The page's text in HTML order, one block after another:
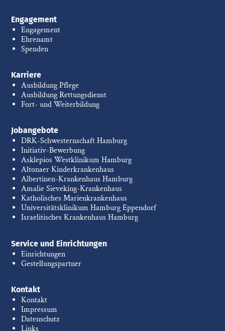
Engagement
Engagement
Ehrenamt
Spenden
Karriere
Ausbildung Pflege
Ausbildung Rettungsdienst
Fort- und Weiterbildung
Jobangebote
DRK-Schwesternschaft Hamburg
Initiativ-Bewerbung
Asklepios Westklinikum Hamburg
Altonaer Kinderkrankenhaus
Albertinen-Krankenhaus Hamburg
Amalie Sieveking-Krankenhaus
Katholisches Marienkrankenhaus
Universitätsklinikum Hamburg Eppendorf
Israelitisches Krankenhaus Hamburg
Service und Einrichtungen
Einrichtungen
Gestellungspartner
Kontakt
Kontakt
Impressum
Datenschutz
Links